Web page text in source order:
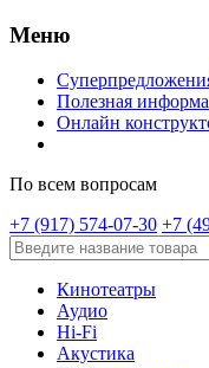
Меню
Полезная
Онлайн
По всем вопросам
+7 (917) 574-07-30 +7
Кинотеатры
Аудио
Hi-Fi
Акустика